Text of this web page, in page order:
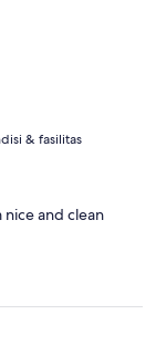
& fasilitas
and clean